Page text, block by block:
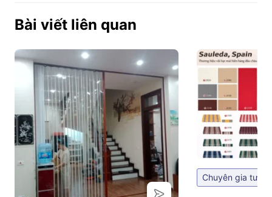
Bài viết liên quan
Chuyên gia tư